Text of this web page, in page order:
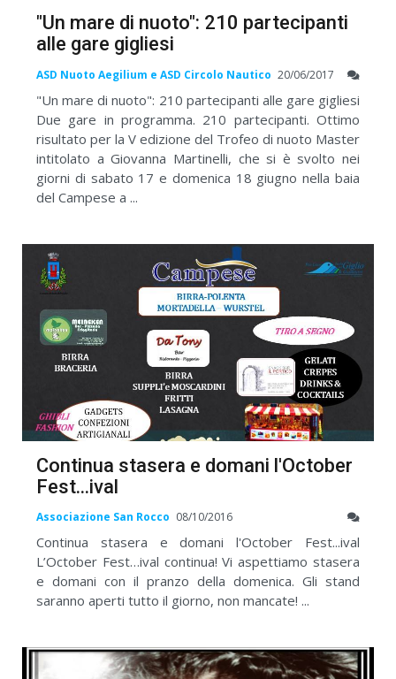
"Un mare di nuoto": 210 partecipanti
alle gare gigliesi
ASD Nuoto Aegilium e ASD Circolo Nautico 20/06/2017
"Un mare di nuoto": 210 partecipanti alle gare gigliesi
Due gare in programma. 210 partecipanti. Ottimo
risultato per la V edizione del Trofeo di nuoto Master
intitolato a Giovanna Martinelli, che si è svolto nei
giorni di sabato 17 e domenica 18 giugno nella baia
del Campese a ...
Continua stasera e domani l'October
Fest...ival
Associazione San Rocco 08/10/2016
Continua stasera e domani l'October Fest...ival
L’October Fest…ival continua! Vi aspettiamo stasera
e domani con il pranzo della domenica. Gli stand
saranno aperti tutto il giorno, non mancate! ...